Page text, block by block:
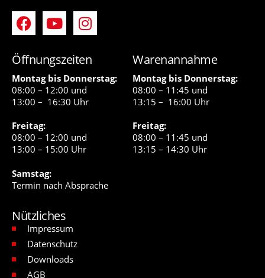
Öffnungszeiten
Montag bis Donnerstag:
08:00 – 12:00 und
13:00 – 16:30 Uhr
Freitag:
08:00 – 12:00 und
13:00 – 15:00 Uhr
Samstag:
Termin nach Absprache
Warenannahme
Montag bis Donnerstag:
08:00 – 11:45 und
13:15 – 16:00 Uhr
Freitag:
08:00 – 11:45 und
13:15 – 14:30 Uhr
Nützliches
Impressum
Datenschutz
Downloads
AGB